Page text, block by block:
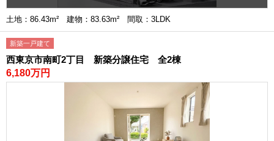
土地：86.43m² 建物：83.63m² 間取：3LDK
新築一戸建て
西東京市南町2丁目 新築分譲住宅 全2棟
6,180万円